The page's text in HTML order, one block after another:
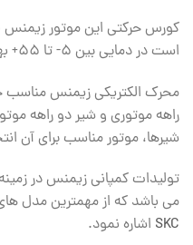
است در دمایی بین ۵- تا ۵۵+ بهترین عملکرد را داشتهه باشد.
محرک الکتریکی زیمنس
راهه موتوری و شیر دو راهه
شیرها، موتور مناسب برای آن
تولیدات کمپانی زیمنس در
می باشد که از مهمترین مدل
SKC اشاره نمود.